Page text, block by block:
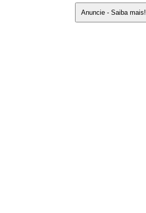
Anuncie - Saiba mais!